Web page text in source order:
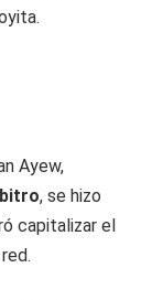
Ayew,
, se hizo
capitalizar el